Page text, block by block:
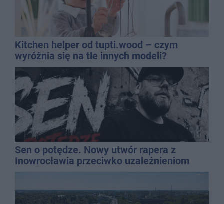
Kitchen helper od tupti.wood – czym
wyróżnia się na tle innych modeli?
Sen o potędze. Nowy utwór rapera z
Inowrocławia przeciwko uzależnieniom